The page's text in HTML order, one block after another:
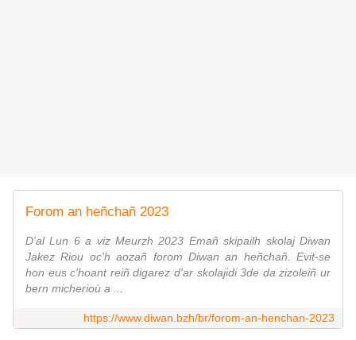
Forom an heñchañ 2023
D'al Lun 6 a viz Meurzh 2023 Emañ skipailh skolaj Diwan
Jakez Riou oc'h aozañ forom Diwan an heñchañ. Evit-se
hon eus c'hoant reiñ digarez d'ar skolajidi 3de da zizoleiñ ur
bern micherioù a ...
https://www.diwan.bzh/br/forom-an-henchan-2023